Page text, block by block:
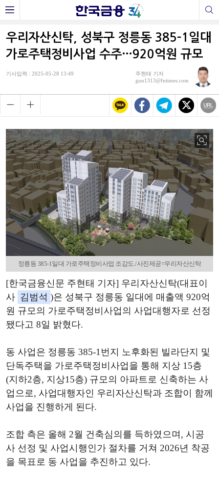
우리자산신탁, 성북구 정릉동 385-1일대
가로주택정비사업 수주…920억원 규모
기사입력 : 2025-05-28 13:49
주현태 기자
gun1313@fntimes.com
정릉동 385-1일대 가로주택정비사업 조감도./사진제공=우리자산신탁
[한국금융신문 주현태 기자] 우리자산신탁(대표이
사 김범석 )은 성북구 정릉동 일대에 매출액 920억
원 규모의 가로주택정비사업의 사업대행자로 선정
됐다고 8일 밝혔다.
동 사업은 정릉동 385-1번지 노후화된 빌라단지 및
단독주택을 가로주택정비사업을 통해 지상 15층
(지하2층, 지상15층) 규모의 아파트로 신축하는 사
업으로, 사업대행자인 우리자산신탁과 조합이 함께
사업을 진행하게 된다.
조합 측은 올해 2월 건축심의를 득하였으며, 시공
사 선정 및 사업시행인가 절차를 거쳐 2026년 착공
을 목표로 동 사업을 추진하고 있다.